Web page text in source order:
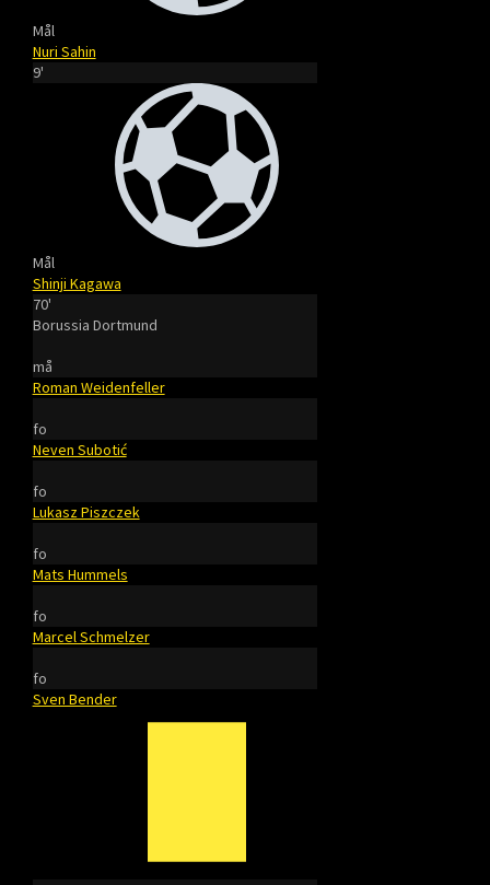
Mål
Nuri Sahin
9'
Mål
Shinji Kagawa
70'
Borussia Dortmund
må
Roman Weidenfeller
fo
Neven Subotić
fo
Lukasz Piszczek
fo
Mats Hummels
fo
Marcel Schmelzer
fo
Sven Bender